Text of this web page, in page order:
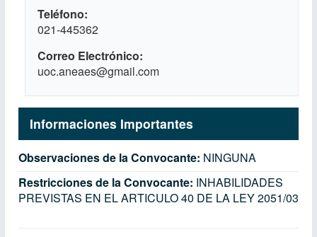
Teléfono
021-445362
Correo Electrónico
uoc.aneaes@gmail.com
Informaciones Importantes
Observaciones de la Convocante: NINGUNA
Restricciones de la Convocante: INHABILIDADES
PREVISTAS EN EL ARTICULO 40 DE LA LEY 2051/03